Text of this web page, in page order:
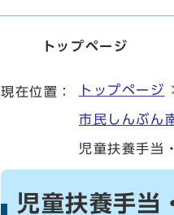
トップページ
現在位置： トップページ
市民しんぶ
児童扶養手当
児童扶養手当